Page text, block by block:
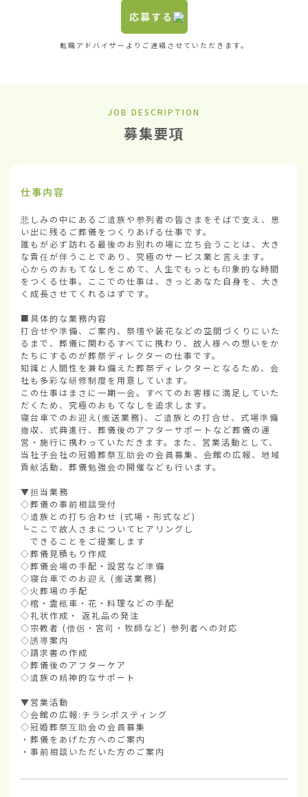
応募する
転職アドバイザーよりご連絡させていただきます。
JOB DESCRIPTION
募集要項
仕事内容
悲しみの中にあるご遺族や参列者の皆さまをそばで支え、思
い出に残るご葬儀をつくりあげる仕事です。
誰もが必ず訪れる最後のお別れの場に立ち会うことは、大き
な責任が伴うことであり、究極のサービス業と言えます。
心からのおもてなしをこめて、人生でもっとも印象的な時間
をつくる仕事。ここでの仕事は、きっとあなた自身を、大き
く成長させてくれるはずです。
■具体的な業務内容
打合せや準備、ご案内、祭壇や装花などの空間づくりにいた
るまで、葬儀に関わるすべてに携わり、故人様への想いをか
たちにするのが葬祭ディレクターの仕事です。
知識と人間性を兼ね備えた葬祭ディレクターとなるため、会
社も多彩な研修制度を用意しています。
この仕事はまさに一期一会。すべてのお客様に満足していた
だくため、究極のおもてなしを追求します。
寝台車でのお迎え(搬送業務)、ご遺族との打合せ、式場準備
撤収、式典進行、葬儀後のアフターサポートなど葬儀の運
営・施行に携わっていただきます。また、営業活動として、
当社子会社の冠婚葬祭互助会の会員募集、会館の広報、地域
貢献活動、葬儀勉強会の開催なども行います。
▼担当業務
◇葬儀の事前相談受付
◇遺族との打ち合わせ (式場・形式など)
┗ここで故人さまについてヒアリングし
できることをご提案します
◇葬儀見積もり作成
◇葬儀会場の手配・設営など準備
◇寝台車でのお迎え (搬送業務)
◇火葬場の手配
◇棺・霊柩車・花・料理などの手配
◇礼状作成・ 返礼品の発注
◇宗教者 (僧侶・宮司・牧師など) 参列者への対応
◇誘導案内
◇請求書の作成
◇葬儀後のアフターケア
◇遺族の精神的なサポート
▼営業活動
◇会館の広報:チラシポスティング
◇冠婚葬祭互助会の会員募集
・葬儀をあげた方へのご案内
・事前相談いただいた方のご案内